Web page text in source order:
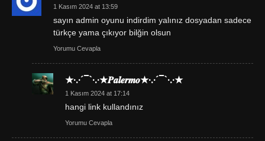
1 Kasım 2024 at 13:59
sayın admin oyunu indirdim yalınız dosyadan sadece
türkçe yama çıkıyor bilğin olsun
Yorumu Cevapla
★·.·´¯`·.·★𝑷𝒂𝒍𝒆𝒓𝒎𝒐★·.·´¯`·.·★
1 Kasım 2024 at 17:14
hangi link kullandınız
Yorumu Cevapla